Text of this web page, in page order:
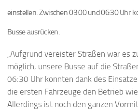
einstellen. Zwischen 03:00 und 06:30 Uhr
Busse ausrücken.
„Aufgrund vereister Straßen war es
möglich, unsere Busse auf die
06:30 Uhr konnten dank des
die ersten Fahrzeuge den Betrieb
Allerdings ist noch den ganzen